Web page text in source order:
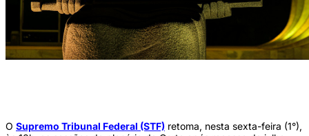
O Supremo Tribunal Federal (STF) retoma, nesta sexta-feira (1°),